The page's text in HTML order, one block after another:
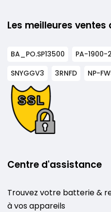
Les meilleures
BA_PO.SP13500 PA-1900-
SNYGGV3
3RNFD NP-
Centre d'assistance
Trouvez votre batterie &
à vos appareils